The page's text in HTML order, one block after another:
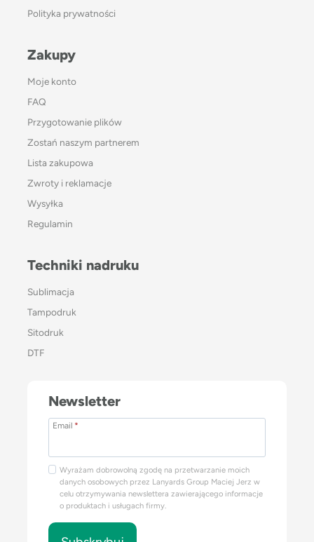
Polityka prywatności
Zakupy
Moje konto
FAQ
Przygotowanie plików
Zostań naszym partnerem
Lista zakupowa
Zwroty i reklamacje
Wysyłka
Regulamin
Techniki nadruku
Sublimacja
Tampodruk
Sitodruk
DTF
Newsletter
Email *
Wyrażam dobrowolną zgodę na przetwarzanie moich
danych osobowych przez Lanyards Group Maciej Jerz w
celu otrzymywania newslettera zawierającego informacje
o produktach i usługach firmy.